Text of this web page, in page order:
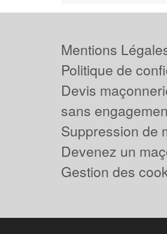
Mentions
Politique de
Devis
sans
Suppression de
Devenez un
Gestion des